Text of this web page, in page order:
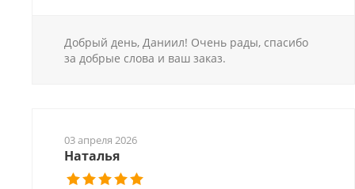
Добрый день, Даниил! Очень рады, спасибо
за добрые слова и ваш заказ.
03 апреля 2026
Наталья